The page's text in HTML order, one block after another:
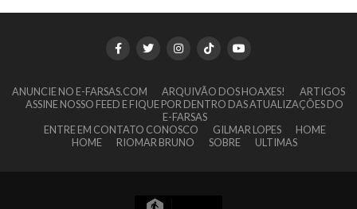
ANUNCIE NO E-FARSAS.COM ARQUIVÃO DOS HOAXES!
ARTIGOS
ASSINE NOSSO FEED E FIQUE POR DENTRO DAS ATUALIZAÇÕES DO
E-FARSAS
ENTRE EM CONTATO CONOSCO
GILMAR LOPES
HOME
HOME
RIOMAR BRUNO SOBRE ULTIMAS